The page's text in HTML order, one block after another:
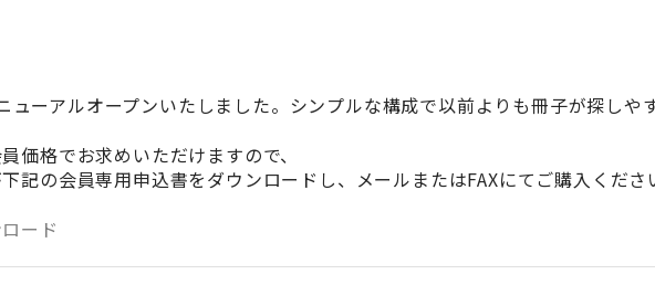
ューアルオープンいたしました。シンプルな構成で以前よりも冊子が探しや
価格でお求めいただけますので、
記の会員専用申込書をダウンロードし、メールまたはFAXにてご購入くださ
ード